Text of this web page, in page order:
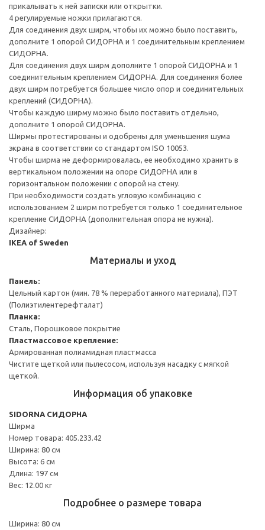
прикалывать к ней записки или открытки.
4 регулируемые ножки прилагаются.
Для соединения двух ширм, чтобы их можно было поставить,
дополните 1 опорой СИДОРНА и 1 соединительным креплением
СИДОРНА.
Для соединения двух ширм дополните 1 опорой СИДОРНА и 1
соединительным креплением СИДОРНА. Для соединения более
двух ширм потребуется большее число опор и соединительных
креплений (СИДОРНА).
Чтобы каждую ширму можно было поставить отдельно,
дополните 1 опорой СИДОРНА.
Ширмы протестированы и одобрены для уменьшения шума
экрана в соответствии со стандартом ISO 10053.
Чтобы ширма не деформировалась, ее необходимо хранить в
вертикальном положении на опоре СИДОРНА или в
горизонтальном положении с опорой на стену.
При необходимости создать угловую комбинацию с
использованием 2 ширм потребуется только 1 соединительное
крепление СИДОРНА (дополнительная опора не нужна).
Дизайнер:
IKEA of Sweden
Материалы и уход
Панель:
Цельный картон (мин. 78 % переработанного материала), ПЭТ
(Полиэтилентерефталат)
Планка:
Сталь, Порошковое покрытие
Пластмассовое крепление:
Армированная полиамидная пластмасса
Чистите щеткой или пылесосом, используя насадку с мягкой
щеткой.
Информация об упаковке
SIDORNA СИДОРНА
Ширма
Номер товара: 405.233.42
Ширина: 80 см
Высота: 6 см
Длина: 197 см
Вес: 12.00 кг
Подробнее о размере товара
Ширина: 80 см